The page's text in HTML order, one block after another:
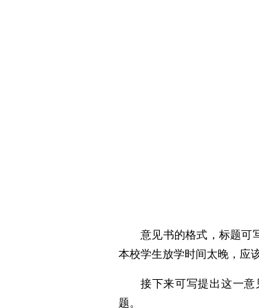
意见书的格式，标题可
本校学生放学时间太晚，应
接下来可写提出这一
题。